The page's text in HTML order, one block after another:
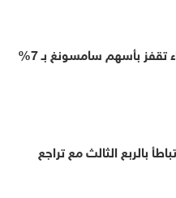
تقفز بأسهم سامسونغ بـ 7%
بالربع الثالث مع تراجع